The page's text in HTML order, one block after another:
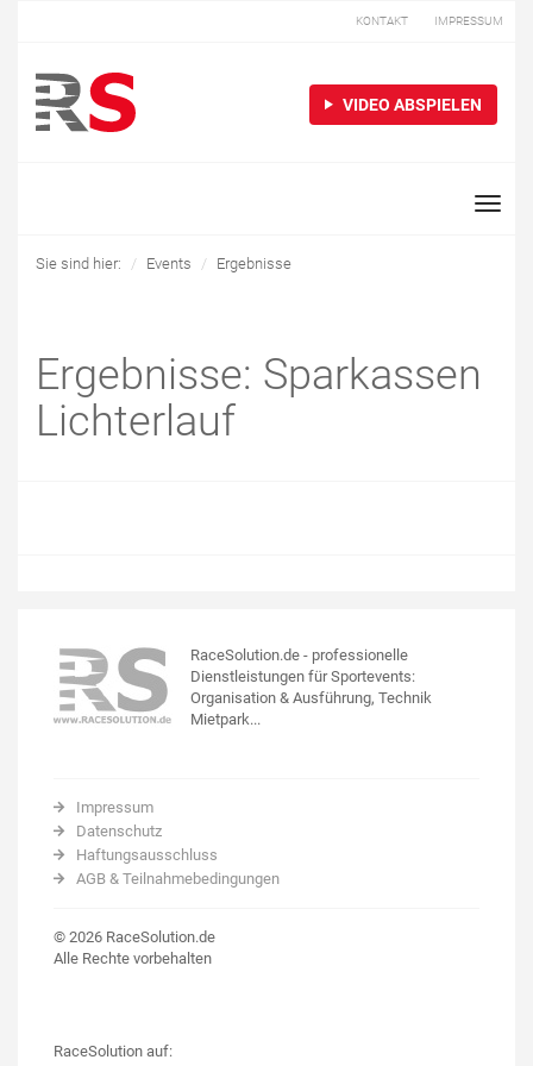
KONTAKT IMPRESSUM
VIDEO ABSPIELEN
Toggle
Sie sind hier: Events Ergebnisse
Ergebnisse: Sparkassen
Lichterlauf
RaceSolution.de - professionelle
Dienstleistungen für Sportevents:
Organisation & Ausführung, Technik
Mietpark...
Impressum
Datenschutz
Haftungsausschluss
AGB & Teilnahmebedingungen
© 2026 RaceSolution.de
Alle Rechte vorbehalten
RaceSolution auf: